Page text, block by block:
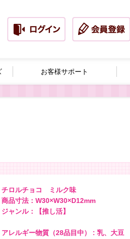
お客様サポート
チロルチョコ ミルク味
商品寸法：W30×W30×D12mm
ジャンル：【推し活】
アレルギー物質（28品目中） : 乳、大豆